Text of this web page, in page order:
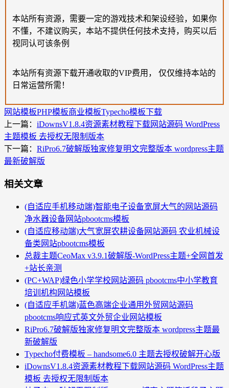
本站所有资源，需要一定的游戏技术和架设经验，如果你
不懂，不建议购买，本站不提供任何技术支持，购买以后
视同认可该条例
本站所有资源下载开通收取的VIP费用， 仅仅维持本站的
日常运营所需！
网站模板PHP模板商业模板Typecho模板下载
上一篇： iDownsV1.8.4资源素材教程下载网站源码 WordPress
主题模板 去授权无限制版本
下一篇： RiPro6.7破解版独家修复明文完整版本 wordpress主题
最新破解版
相关文章
(自适应手机移动端)智能电子设备宽屏大气的网站源码
净水器设备网站pbootcms模板
(自适应移动端)大气宽屏农耕设备网站源码 农业机械设
备类网站pbootcms模板
总裁主题CeoMax v3.9.1破解版-WordPress主题+全网首发
+站长亲测
(PC+WAP)绿色小学学校网站源码 pbootcms中小学教育
培训机构网站模板
(自适应手机端)蓝色高端企业通用外贸网站源码
pbootcms响应式英文外贸企业网站模板
RiPro6.7破解版独家修复明文完整版本 wordpress主题最
新破解版
Typecho付费模板 – handsome6.0 主题去授权破解开心版
iDownsV1.8.4资源素材教程下载网站源码 WordPress主题
模板 去授权无限制版本